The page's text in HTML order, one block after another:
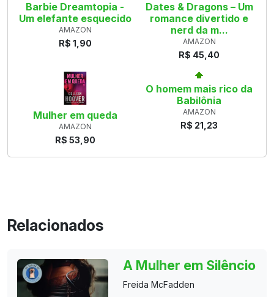
Barbie Dreamtopia -
Um elefante esquecido
AMAZON
R$ 1,90
Dates & Dragons – Um
romance divertido e
nerd da m...
AMAZON
R$ 45,40
Mulher em queda
AMAZON
R$ 53,90
O homem mais rico da
Babilônia
AMAZON
R$ 21,23
Relacionados
A Mulher em Silêncio
Freida McFadden